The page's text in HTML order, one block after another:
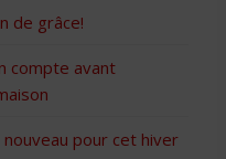
de grâce!
compte avant
pour cet hiver